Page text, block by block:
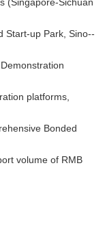
(Singapore-Sichuan
Start-up Park, Sino--
platforms,
Bonded
volume of RMB